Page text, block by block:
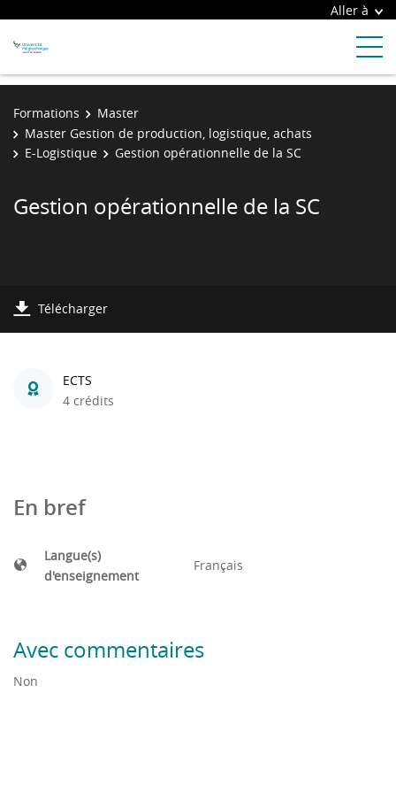
Aller à
Formations
Master
Master Gestion de production, logistique, achats
E-Logistique
Gestion opérationnelle de la SC
Gestion opérationnelle de la SC
Télécharger
ECTS
4 crédits
En bref
Langue(s)
d'enseignement
Français
Avec commentaires
Non